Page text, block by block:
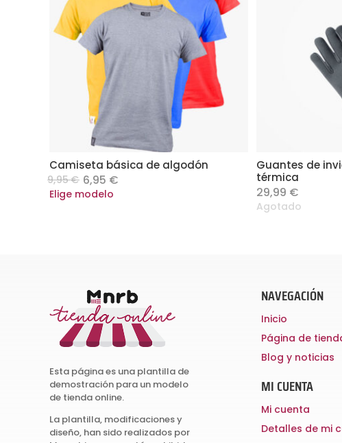
Camiseta básica de algodón
9,95€ Original
price
6,95 €
Elige modelo
opciones
se
pueden
en
la
de
Guantes de
térmica
29,99 €
Agotado
Esta página es una plantilla de
demostración para un modelo
de tienda online.
La plantilla, modificaciones y
diseño, han sido realizados por
NAVEGACIÓN
Inicio
Página de
Blog y noticias
MI CUENTA
Mi cuenta
Detalles de mi